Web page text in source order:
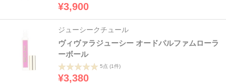
¥3,900
ジューシークチュール
ヴィヴァラジューシー オードパルファムローラ
ーボール
5点 (1件)
¥3,380